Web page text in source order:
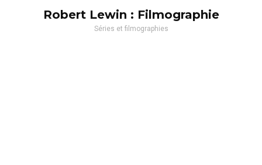
Robert Lewin : Filmographie
Séries et filmographies